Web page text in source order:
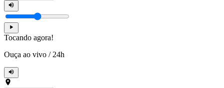
Tocando agora!
Ouça ao vivo / 24h